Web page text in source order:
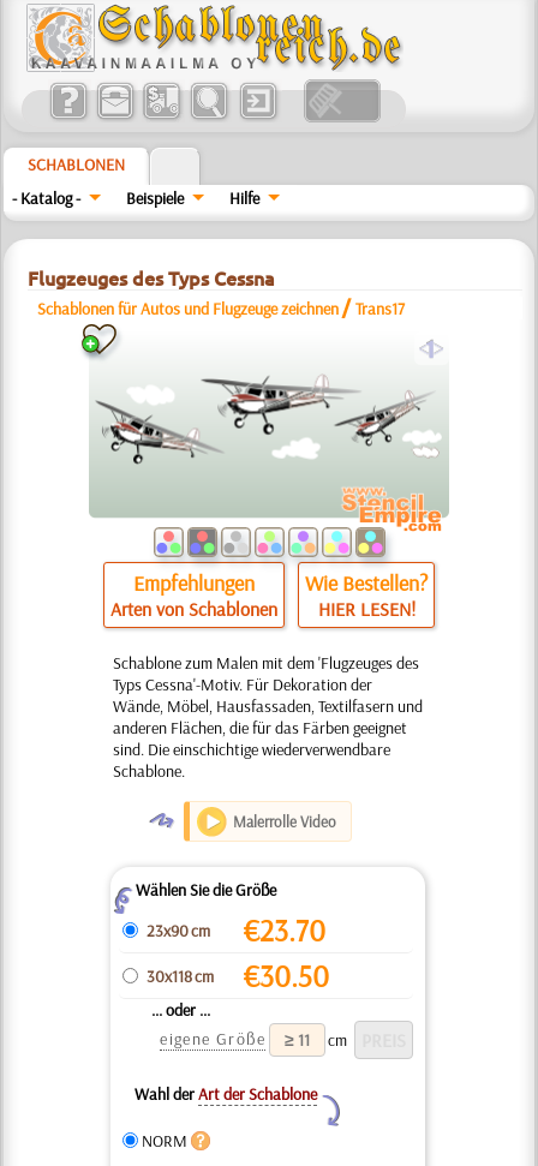
SCHABLONEN
- Katalog -
Beispiele Hilfe
Flugzeuges des Typs Cessna
Schablonen für Autos und Flugzeuge zeichnen /Trans17
a
Empfehlungen
Arten von Schablonen
Wie Bestellen?
HIER LESEN!
Schablone zum Malen mit dem 'Flugzeuges des
Typs Cessna'-Motiv. Für Dekoration der
Wände, Möbel, Hausfassaden, Textilfasern und
anderen Flächen, die für das Färben geeignet
sind. Die einschichtige wiederverwendbare
Schablone.
O Malerrolle Video
ZWählen Sie die Größe
23x90 cm
€23.70
30x118 cm €30.50
... oder ...
eigene Größe
cm
Wahl derArt der Schablone
Y
NORM